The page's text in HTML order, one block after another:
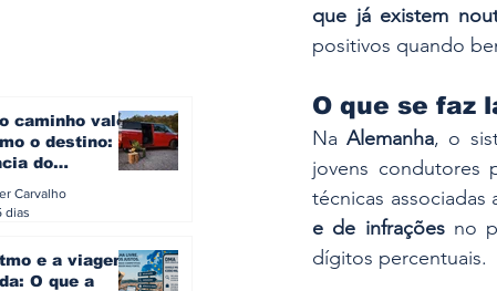
que já existem
positivos quando
O que se faz
Na Alemanha, o
jovens condutores
técnicas
e de infrações no
dígitos percentuais.
caminho vale
o destino: a
do
europeu
Carvalho
dias
e a viagem
O que a